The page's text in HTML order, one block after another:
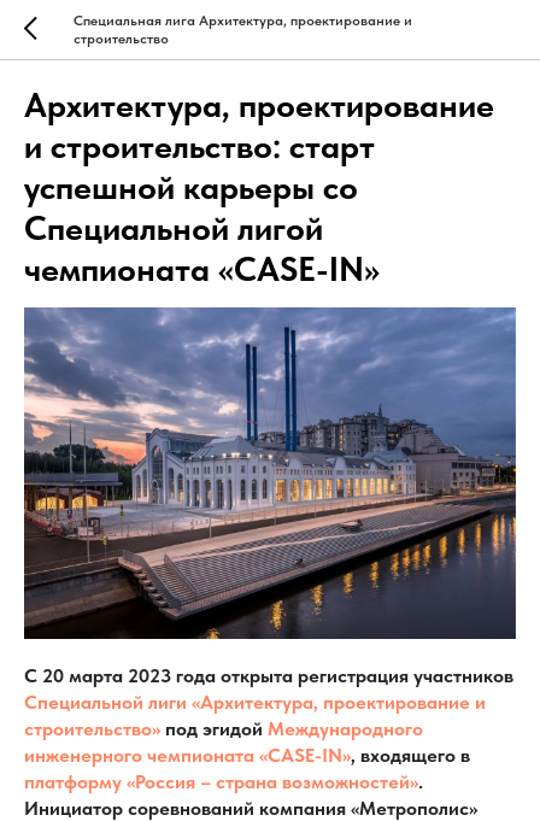
Специальная лига Архитектура, проектирование и
строительство
Архитектура, проектирование
и строительство: старт
успешной карьеры со
Специальной лигой
чемпионата «CASE-IN»
С 20 марта 2023 года открыта регистрация участников
Специальной лиги «Архитектура, проектирование и
строительство» под эгидой Международного
инженерного чемпионата «CASE-IN», входящего в
платформу «Россия – страна возможностей».
Инициатор соревнований компания «Метрополис»